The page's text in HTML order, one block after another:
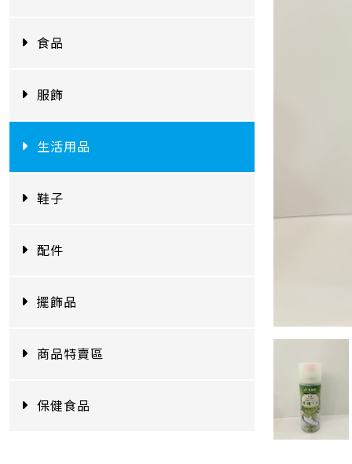
食品
服飾
生活用品
鞋子
配件
擺飾品
商品特賣區
保健食品